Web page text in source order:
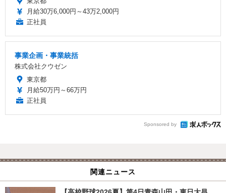
月給30万6,000円～43万2,000円
正社員
事業企画・事業統括
株式会社クウゼン
東京都
月給50万円～66万円
正社員
Sponsored by
関連ニュース